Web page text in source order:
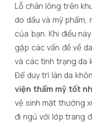
Lỗ chân lông trên
do dầu và mỹ phẩm,
của bạn. Khi điều
gặp các vấn đề về
và các tình trạng da
Để duy trì làn da
viện thẩm mỹ tốt
vệ sinh mặt thường
đi ngủ với lớp trang